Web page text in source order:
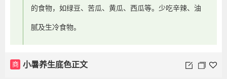
的食物，如绿豆、苦瓜、黄瓜、西瓜等。少吃辛辣、油
腻及生冷食物。
商 小暑养生底色正文